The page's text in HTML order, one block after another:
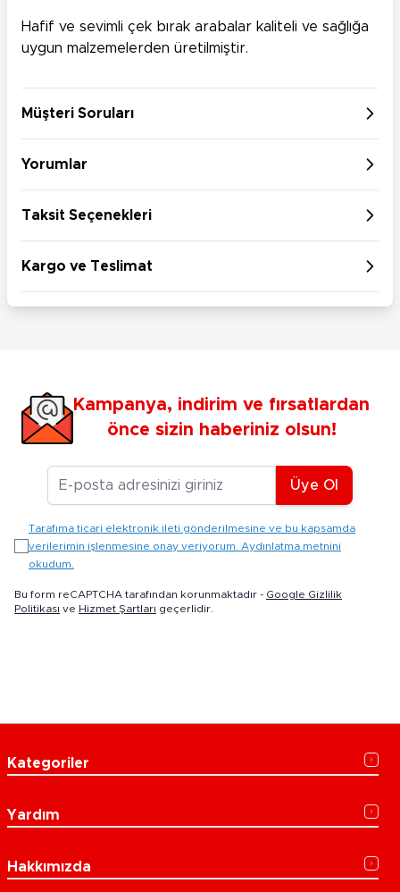
Hafif ve sevimli çek bırak arabalar kaliteli ve sağlığa
uygun malzemelerden üretilmiştir.
Müşteri Soruları
Yorumlar
Taksit Seçenekleri
Kargo ve Teslimat
Kampanya, indirim ve fırsatlardan
önce sizin haberiniz olsun!
E-posta Adresiniz
Üye Ol
Tarafıma ticari elektronik ileti gönderilmesine ve bu kapsamda
verilerimin işlenmesine onay veriyorum. Aydınlatma metnini
okudum.
Bu form reCAPTCHA tarafından korunmaktadır - Google Gizlilik
Politikası ve Hizmet Şartları geçerlidir.
Kategoriler
Yardım
Hakkımızda